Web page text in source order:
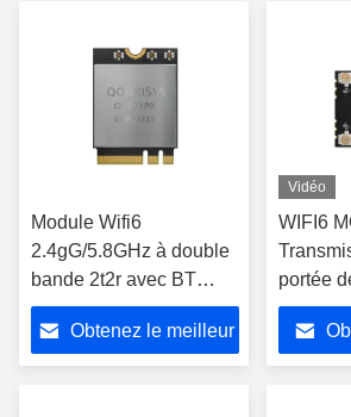
Module Wifi6
2.4gG/5.8GHz à double
bande 2t2r avec BT
1200mbps O9201PM
Module Wifi
Obtenez le meilleur
Vidéo
WIFI6
portée
Mbps
5,8
vitesse